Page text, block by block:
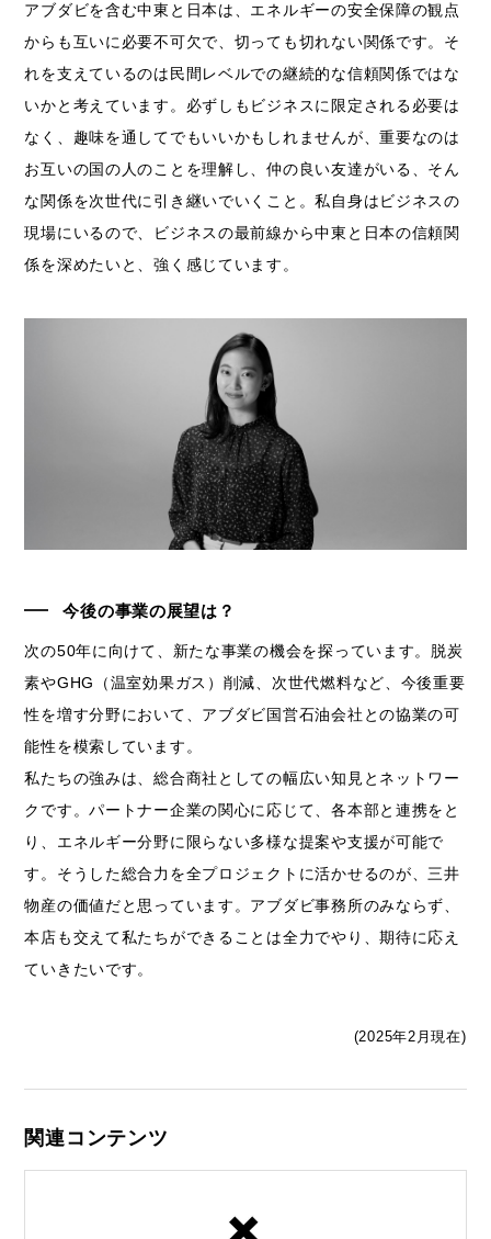
アブダビを含む中東と日本は、エネルギーの安全保障の観点
からも互いに必要不可欠で、切っても切れない関係です。そ
れを支えているのは民間レベルでの継続的な信頼関係ではな
いかと考えています。必ずしもビジネスに限定される必要は
なく、趣味を通してでもいいかもしれませんが、重要なのは
お互いの国の人のことを理解し、仲の良い友達がいる、そん
な関係を次世代に引き継いでいくこと。私自身はビジネスの
現場にいるので、ビジネスの最前線から中東と日本の信頼関
係を深めたいと、強く感じています。
今後の事業の展望は？
次の50年に向けて、新たな事業の機会を探っています。脱炭
素やGHG（温室効果ガス）削減、次世代燃料など、今後重要
性を増す分野において、アブダビ国営石油会社との協業の可
能性を模索しています。
私たちの強みは、総合商社としての幅広い知見とネットワー
クです。パートナー企業の関心に応じて、各本部と連携をと
り、エネルギー分野に限らない多様な提案や支援が可能で
す。そうした総合力を全プロジェクトに活かせるのが、三井
物産の価値だと思っています。アブダビ事務所のみならず、
本店も交えて私たちができることは全力でやり、期待に応え
ていきたいです。
(2025年2月現在)
関連コンテンツ